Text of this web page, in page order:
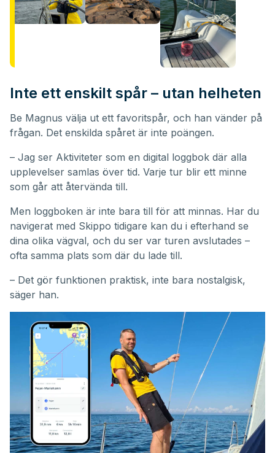
Inte ett enskilt spår – utan helheten
Be Magnus välja ut ett favoritspår, och han vänder på
frågan. Det enskilda spåret är inte poängen.
– Jag ser Aktiviteter som en digital loggbok där alla
upplevelser samlas över tid. Varje tur blir ett minne
som går att återvända till.
Men loggboken är inte bara till för att minnas. Har du
navigerat med Skippo tidigare kan du i efterhand se
dina olika vägval, och du ser var turen avslutades –
ofta samma plats som där du lade till.
– Det gör funktionen praktisk, inte bara nostalgisk,
säger han.